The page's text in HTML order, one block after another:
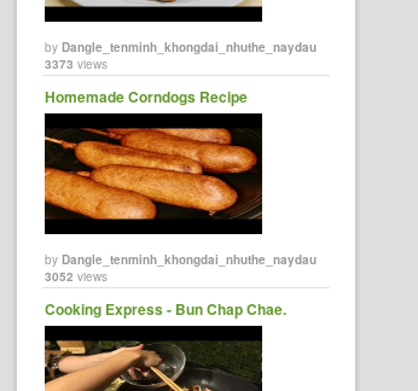
byDangle_tenminh_khongdai_nhuthe_naydau
3373 views
Homemade Corndogs Recipe
byDangle_tenminh_khongdai_nhuthe_naydau
3052 views
Cooking Express - Bun Chap Chae.